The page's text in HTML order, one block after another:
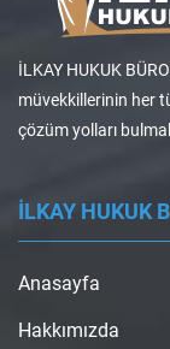
İLKAY HUKUK
müvekkillerinin her
çözüm yolları
İLKAY HUKUK
Anasayfa
Hakkımızda